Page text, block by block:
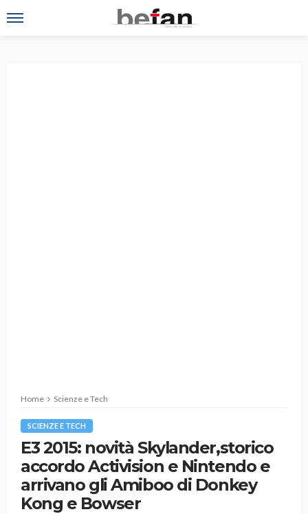
Home Scienze e Tech
SCIENZE E TECH
E3 2015: novità Skylander,storico
accordo Activision e Nintendo e
arrivano gli Amiboo di Donkey
Kong e Bowser